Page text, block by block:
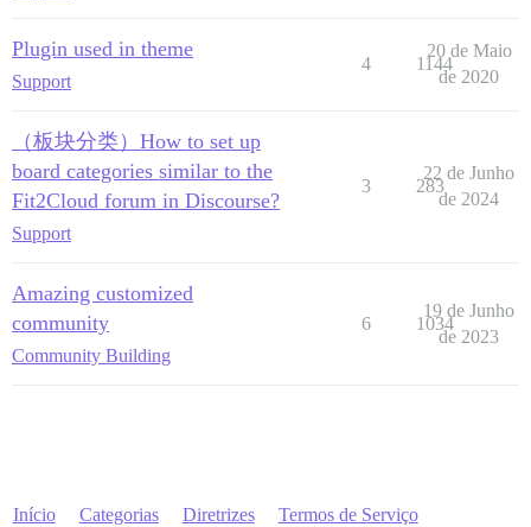
Plugin used in theme
Support
4 1144
20 de Maio
de 2020
（板块分类）How to set up
board categories similar to the
Fit2Cloud forum in Discourse?
Support
3 283
22 de Junho
de 2024
Amazing customized
community
Community Building
6 1034
19 de Junho
de 2023
Início Categorias Diretrizes Termos de Serviço